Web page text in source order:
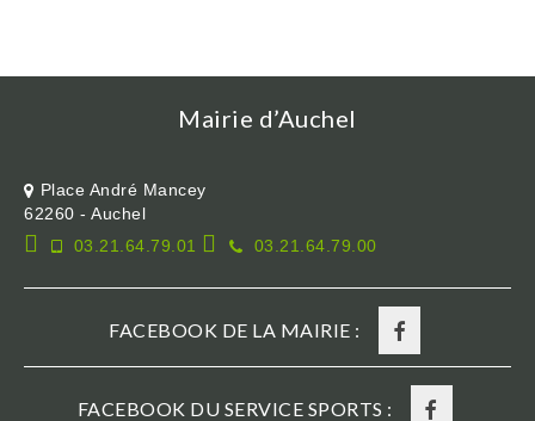
Mairie d’Auchel
Place André Mancey
62260 - Auchel
03.21.64.79.01
03.21.64.79.00
FACEBOOK DE LA MAIRIE :
FACEBOOK DU SERVICE SPORTS :